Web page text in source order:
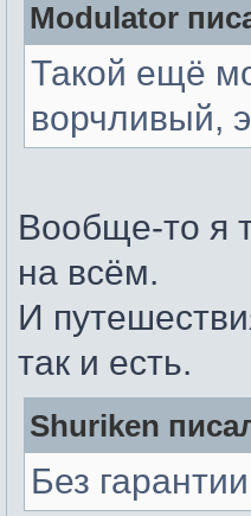
Modulator
Такой ещё
ворчливый,
Вообще-то я
на всём.
И
так и есть.
Shuriken
Без